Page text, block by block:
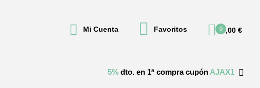
Mi Cuenta Favoritos 00,00 €
5% dto. en 1ª compra cupón AJAX1